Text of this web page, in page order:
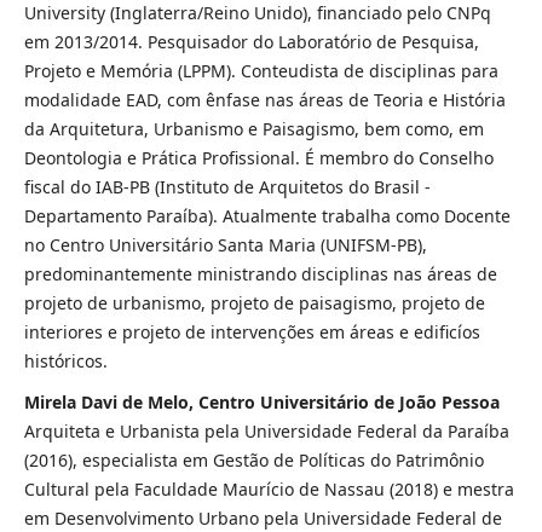
University (Inglaterra/Reino Unido), financiado pelo CNPq
em 2013/2014. Pesquisador do Laboratório de Pesquisa,
Projeto e Memória (LPPM). Conteudista de disciplinas para
modalidade EAD, com ênfase nas áreas de Teoria e História
da Arquitetura, Urbanismo e Paisagismo, bem como, em
Deontologia e Prática Profissional. É membro do Conselho
fiscal do IAB-PB (Instituto de Arquitetos do Brasil -
Departamento Paraíba). Atualmente trabalha como Docente
no Centro Universitário Santa Maria (UNIFSM-PB),
predominantemente ministrando disciplinas nas áreas de
projeto de urbanismo, projeto de paisagismo, projeto de
interiores e projeto de intervenções em áreas e edificíos
históricos.
Mirela Davi de Melo, Centro Universitário de João Pessoa
Arquiteta e Urbanista pela Universidade Federal da Paraíba
(2016), especialista em Gestão de Políticas do Patrimônio
Cultural pela Faculdade Maurício de Nassau (2018) e mestra
em Desenvolvimento Urbano pela Universidade Federal de